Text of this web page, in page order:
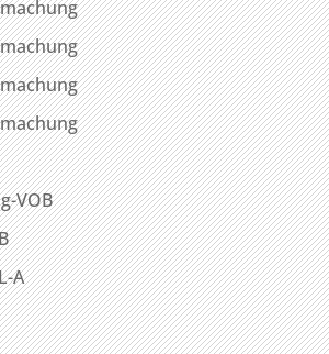
VOB
A